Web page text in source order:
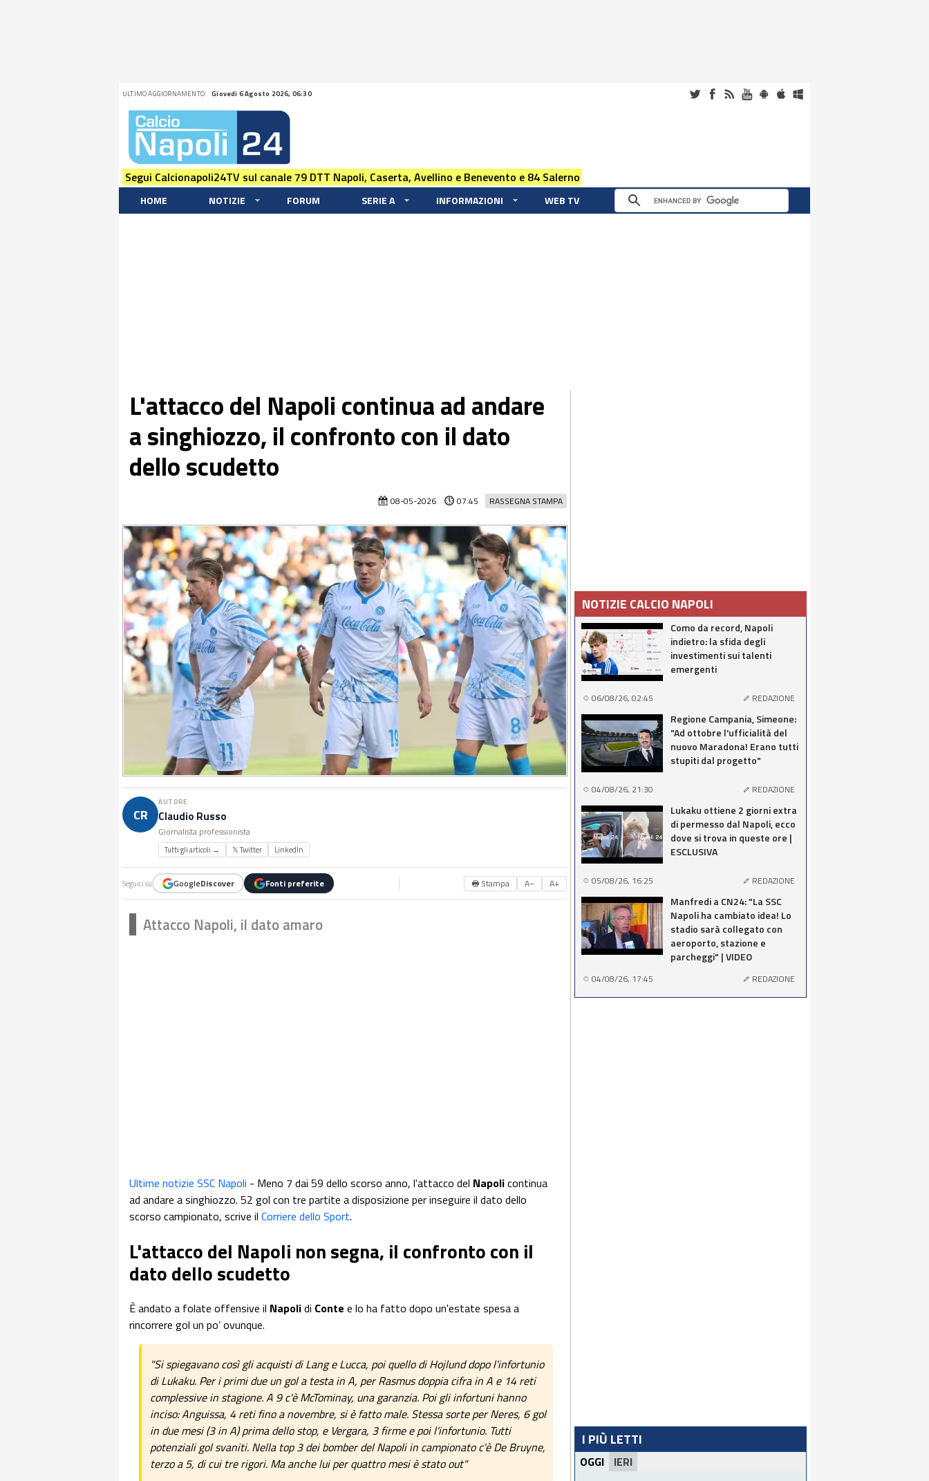
ULTIMO AGGIORNAMENTO: Giovedi 6 Agosto 2026, 06:30
Segui Calcionapoli24TV sul canale 79 DTT Napoli, Caserta, Avellino e Benevento e 84 Salerno
HOME NOTIZIE FORUM SERIE A INFORMAZIONI WEB TV
L'attacco del Napoli continua ad andare
a singhiozzo, il confronto con il dato
dello scudetto
RASSEGNA STAMPA
08-05-2026 07:45
CR
AUTORE
Claudio Russo
Giornalista professionista
Tutti gli articoli → 𝕏 Twitter LinkedIn
Seguici su GoogleDiscover Fonti preferite 🖶 Stampa A− A+
Attacco Napoli, il dato amaro
Ultime notizie SSC Napoli - Meno 7 dai 59 dello scorso anno, l'attacco del Napolicontinua
ad andare a singhiozzo. 52 gol con tre partite a disposizione per inseguire il dato dello
scorso campionato, scrive il Corriere dello Sport.
L'attacco del Napoli non segna, il confronto con il
dato dello scudetto
È andato a folate offensive il Napolidi Conte e lo ha fatto dopo un'estate spesa a
rincorrere gol un po’ ovunque.
"Si spiegavano così gli acquisti di Lang e Lucca, poi quello di Hojlund dopo l'infortunio
di Lukaku. Per i primi due un gol a testa in A, per Rasmus doppia cifra in A e 14 reti
complessive in stagione. A 9 c'è McTominay, una garanzia. Poi gli infortuni hanno
inciso: Anguissa, 4 reti fino a novembre, si è fatto male. Stessa sorte per Neres, 6 gol
in due mesi (3 in A) prima dello stop, e Vergara, 3 firme e poi l'infortunio. Tutti
potenziali gol svaniti. Nella top 3 dei bomber del Napoli in campionato c'è De Bruyne,
terzo a 5, di cui tre rigori. Ma anche lui per quattro mesi è stato out"
NOTIZIE CALCIO NAPOLI
Como da record, Napoli
indietro: la sfida degli
investimenti sui talenti
emergenti
06/08/26, 02:45 REDAZIONE
Regione Campania, Simeone:
"Ad ottobre l'ufficialità del
nuovo Maradona! Erano tutti
stupiti dal progetto"
04/08/26, 21:30 REDAZIONE
Lukaku ottiene 2 giorni extra
di permesso dal Napoli, ecco
dove si trova in queste ore |
ESCLUSIVA
05/08/26, 16:25 REDAZIONE
Manfredi a CN24: "La SSC
Napoli ha cambiato idea! Lo
stadio sarà collegato con
aeroporto, stazione e
parcheggi" | VIDEO
04/08/26, 17:45 REDAZIONE
I PIÙ LETTI
OGGI IERI